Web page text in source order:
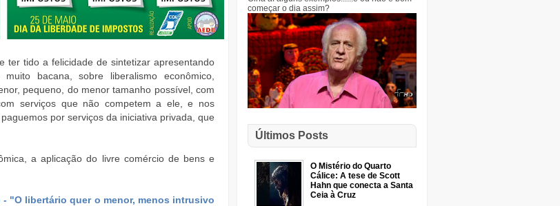
ter tido a felicidade de sintetizar apresentando
bacana, sobre liberalismo econômico,
pequeno, do menor tamanho possível, com
serviços que não competem a ele, e nos
por serviços da iniciativa privada, que
a aplicação do livre comércio de bens e
"O libertário quer o menor, menos intrusivo
começar o dia assim?
Últimos Posts
O Mistério do Quarto
Cálice: A tese de Scott
Hahn que conecta a Santa
Ceia à Cruz